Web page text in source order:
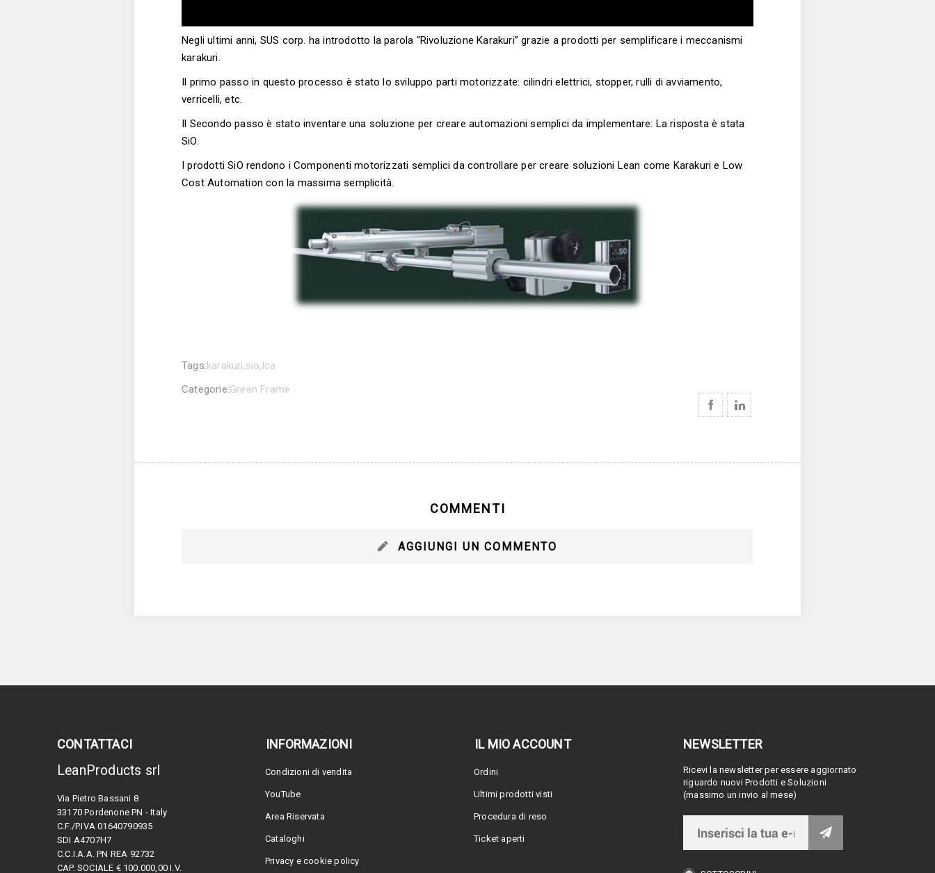
Negli ultimi anni, SUS corp. ha introdotto la parola “Rivoluzione Karakuri” grazie a prodotti per semplificare i meccanismi
karakuri.
Il primo passo in questo processo è stato lo sviluppo parti motorizzate: cilindri elettrici, stopper, rulli di avviamento,
verricelli, etc.
Il Secondo passo è stato inventare una soluzione per creare automazioni semplici da implementare: La risposta è stata
SiO.
I prodotti SiO rendono i Componenti motorizzati semplici da controllare per creare soluzioni Lean come Karakuri e Low
Cost Automation con la massima semplicità.
Tags:karakuri,sio,lca
Categorie:Green Frame
COMMENTI
AGGIUNGI UN COMMENTO
CONTATTACI
LeanProducts srl
Via Pietro Bassani 8
33170 Pordenone PN - Italy
C.F./P.IVA 01640790935
SDI A4707H7
C.C.I.A.A. PN REA 92732
CAP. SOCIALE € 100.000,00 I.V.
INFORMAZIONI
Condizioni di vendita
YouTube
Area Riservata
Cataloghi
Privacy e cookie policy
IL MIO ACCOUNT
Ordini
Ultimi prodotti visti
Procedura di reso
Ticket aperti
NEWSLETTER
Ricevi la newsletter per essere aggiornato
riguardo nuovi Prodotti e Soluzioni
(massimo un invio al mese)